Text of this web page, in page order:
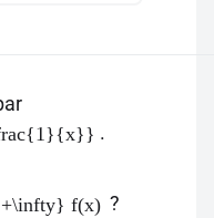
.
f(x) ?